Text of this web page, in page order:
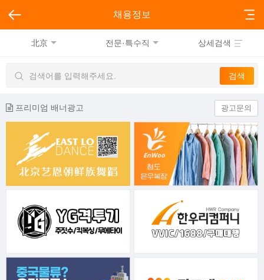
채용정보
北京 전문·특수직 상세검색
프리미엄 배너광고 광고문의